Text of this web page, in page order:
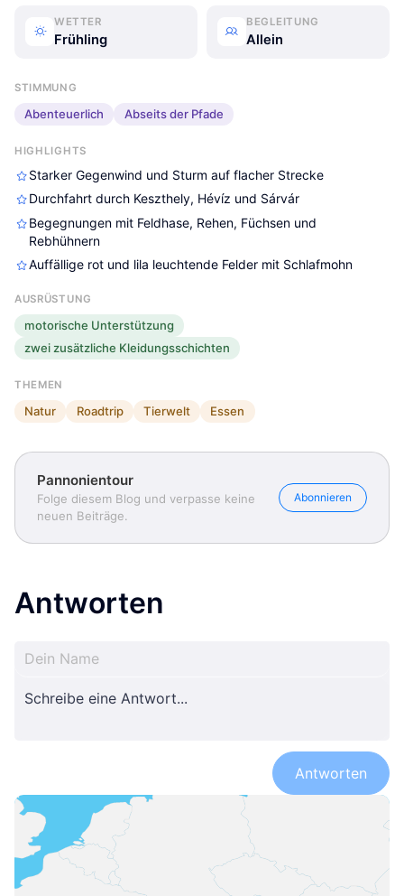
WETTER
Frühling
BEGLEITUNG
Allein
STIMMUNG
Abenteuerlich Abseits der Pfade
HIGHLIGHTS
Starker Gegenwind und Sturm auf flacher Strecke
Durchfahrt durch Keszthely, Hévíz und Sárvár
Begegnungen mit Feldhase, Rehen, Füchsen und
Rebhühnern
Auffällige rot und lila leuchtende Felder mit Schlafmohn
AUSRÜSTUNG
motorische Unterstützung
zwei zusätzliche Kleidungsschichten
THEMEN
Natur Roadtrip Tierwelt Essen
Pannonientour
Folge diesem Blog und verpasse keine
neuen Beiträge.
Abonnieren
Antworten
Antworten